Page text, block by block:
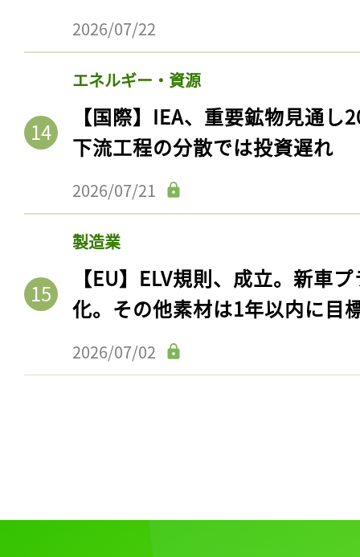
2026/07/22
エネルギー・資源
【国際】IEA、重要鉱物見通
下流工程の分散では投資遅れ
2026/07/21
製造業
【EU】ELV規則、成立。新車
化。その他素材は1年以内に目
2026/07/02
会員登録